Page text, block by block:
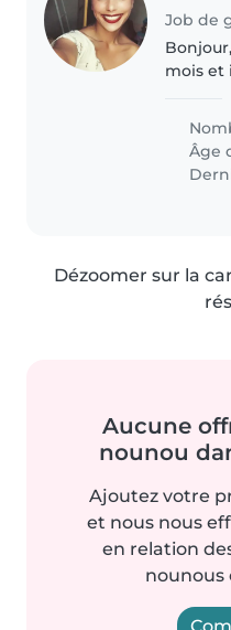
Bonjour, Notre bebé il a 1 ans et 3
mois et
,et il
Âge
Dézoomer sur la
Aucune
nounou
Ajoutez votre
et nous nous
en relation
nounous